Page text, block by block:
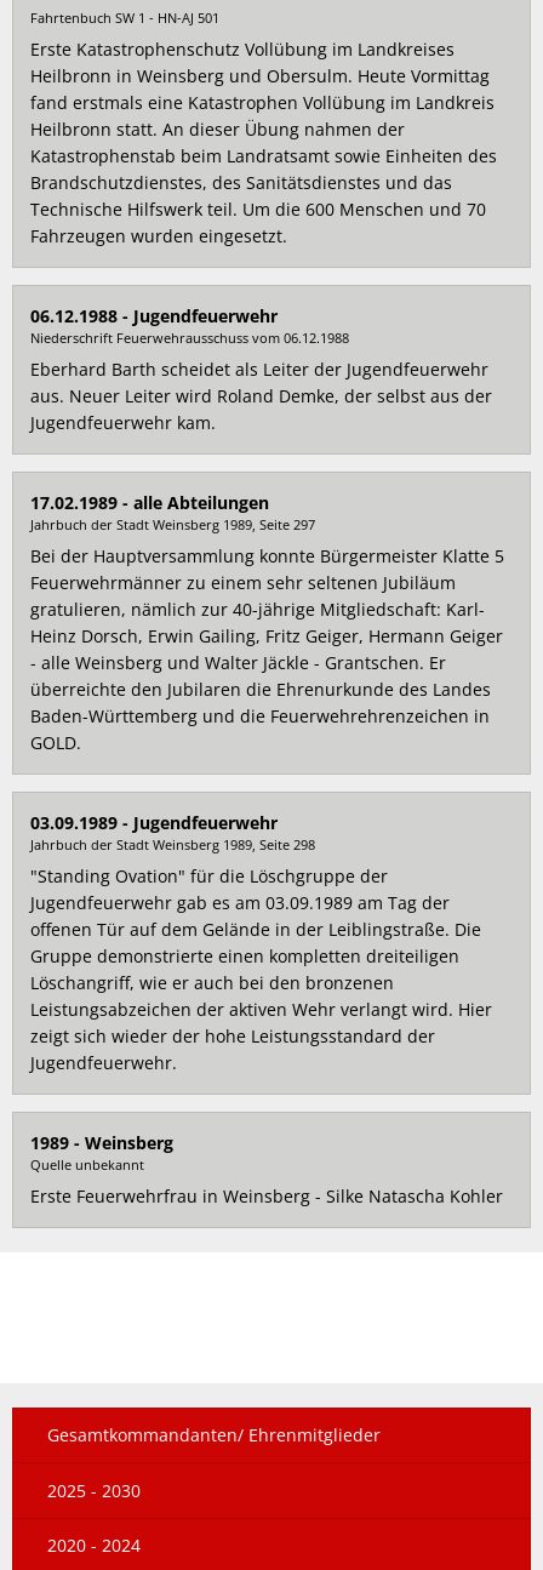
Fahrtenbuch SW 1 - HN-AJ 501
Erste Katastrophenschutz Vollübung im Landkreises
Heilbronn in Weinsberg und Obersulm. Heute Vormittag
fand erstmals eine Katastrophen Vollübung im Landkreis
Heilbronn statt. An dieser Übung nahmen der
Katastrophenstab beim Landratsamt sowie Einheiten des
Brandschutzdienstes, des Sanitätsdienstes und das
Technische Hilfswerk teil. Um die 600 Menschen und 70
Fahrzeugen wurden eingesetzt.
06.12.1988 - Jugendfeuerwehr
Niederschrift Feuerwehrausschuss vom 06.12.1988
Eberhard Barth scheidet als Leiter der Jugendfeuerwehr
aus. Neuer Leiter wird Roland Demke, der selbst aus der
Jugendfeuerwehr kam.
17.02.1989 - alle Abteilungen
Jahrbuch der Stadt Weinsberg 1989, Seite 297
Bei der Hauptversammlung konnte Bürgermeister Klatte 5
Feuerwehrmänner zu einem sehr seltenen Jubiläum
gratulieren, nämlich zur 40-jährige Mitgliedschaft: Karl-
Heinz Dorsch, Erwin Gailing, Fritz Geiger, Hermann Geiger
- alle Weinsberg und Walter Jäckle - Grantschen. Er
überreichte den Jubilaren die Ehrenurkunde des Landes
Baden-Württemberg und die Feuerwehrehrenzeichen in
GOLD.
03.09.1989 - Jugendfeuerwehr
Jahrbuch der Stadt Weinsberg 1989, Seite 298
"Standing Ovation" für die Löschgruppe der
Jugendfeuerwehr gab es am 03.09.1989 am Tag der
offenen Tür auf dem Gelände in der Leiblingstraße. Die
Gruppe demonstrierte einen kompletten dreiteiligen
Löschangriff, wie er auch bei den bronzenen
Leistungsabzeichen der aktiven Wehr verlangt wird. Hier
zeigt sich wieder der hohe Leistungsstandard der
Jugendfeuerwehr.
1989 - Weinsberg
Quelle unbekannt
Erste Feuerwehrfrau in Weinsberg - Silke Natascha Kohler
Gesamtkommandanten/ Ehrenmitglieder
2025 - 2030
2020 - 2024